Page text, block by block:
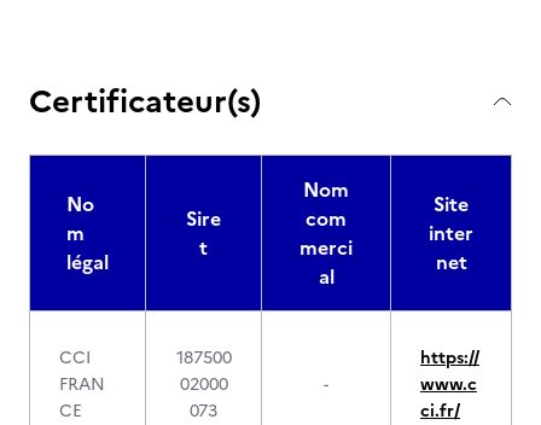
Certificateur(s)
No
m
légal
Sire
t
Nom
com
merci
al
Site
inter
net
CCI
FRAN
CE
187500
02000
073
-
https://
www.c
ci.fr/